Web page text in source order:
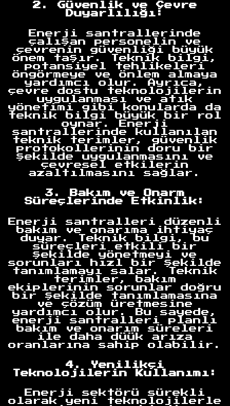
2. Güvenlik ve Çevre
Duyarlılığı:
Enerji santrallerinde
çalışan personelin ve
çevrenin güvenliği büyük
önem taşır. Teknik bilgi,
potansiyel tehlikeleri
öngörmeye ve önlem almaya
yardımcı olur. Ayrıca,
çevre dostu teknolojilerin
uygulanması ve atık
yönetimi gibi konularda da
teknik bilgi büyük bir rol
oynar. Enerji
santrallerinde kullanılan
teknik terimler, güvenlik
protokollerinin doru bir
şekilde uygulanmasını ve
çevresel etkilerin
azaltılmasını sağlar.
3. Bakım ve Onarm
Süreçlerinde Etkinlik:
Enerji santralleri düzenli
bakım ve onarıma ihtiyaç
duyar. Teknik bilgi, bu
süreçleri etkili bir
şekilde yönetmeyi ve
sorunları hızl bir şekilde
tanımlamayı salar. Teknik
terimler, bakım
ekiplerinin sorunlar doğru
bir şekilde tanımlamasına
ve çözüm üretmesine
yardımcı olur. Bu sayede,
enerji santralleri planlı
bakım ve onarım süreleri
ile daha düük arıza
oranlarına sahip olabilir.
4. Yenilikçi
Teknolojilerin Kullanımı:
Enerji sektörü sürekli
olarak yeni teknolojilerle